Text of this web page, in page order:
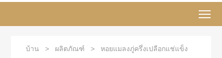
บ้าน > ผลิตภัณฑ์ > หอยแมลงภู่ครึ่งเปลือกแช่แข็ง